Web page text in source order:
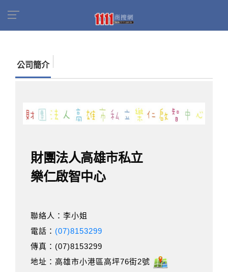
仁啟智中心
公司簡介
財團法人高雄市私立
樂仁啟智中心
聯絡人：李小姐
電話： (07)8153299
傳真：(07)8153299
地址：高雄市小港區高坪76街2號